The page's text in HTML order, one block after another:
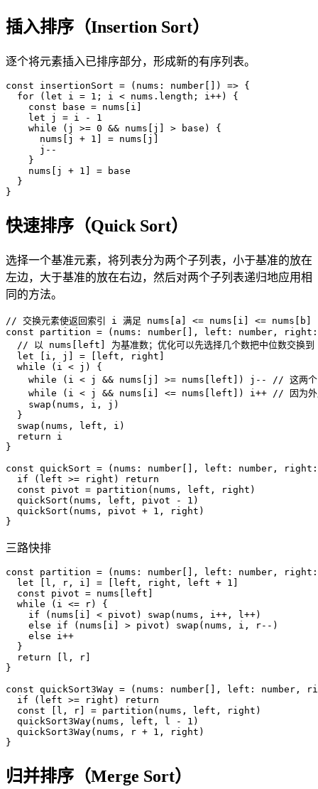
插入排序（Insertion Sort）
逐个将元素插入已排序部分，形成新的有序列表。
const insertionSort = ( nums : number ) => {
  for
( let i = 1 ; i < nums . length ; i++)
{
    const
base = nums i
    let
j = i -
1
    while
( j >= 0 && nums j > base )
{
      nums
j + 1 = nums j
      j
--
}
    nums
j + 1 = base
}
}
快速排序（Quick Sort）
选择一个基准元素，将列表分为两个子列表，小于基准的放在
左边，大于基准的放在右边，然后对两个子列表递归地应用相
同的方法。
// 交换元素使返回索引 i 满足 nums[a] <= nums[i] <=
const partition = ( nums : number , left : number , right :
// 以 nums[left] 为基准数；优化可以先选择几个数把中位数交换到
  let
i , j = left , right
  while
( i < j )
{
    while
( i < j && nums j >= nums left ) j --
// 这两个
    while
( i < j && nums i <= nums left ) i++ // 因为
    swap
( nums , i , j )
}
  swap
( nums , left , i )
  return
i
}
const quickSort = ( nums : number , left : number , right :
  if
( left >= right )
return
  const
pivot = partition ( nums , left , right )
  quickSort
( nums , left , pivot - 1 )
  quickSort
( nums , pivot + 1 , right )
}
三路快排
const partition = ( nums : number , left : number , right :
  let
l , r , i = left , right , left + 1
  const
pivot = nums left
  while
( i <= r)
{
    if
( nums i < pivot ) swap ( nums , i++ , l++)
    else
if ( nums i > pivot ) swap ( nums , i , r-- )
    else
i++
}
  return
l , r
}
const quickSort3Way = ( nums : number , left : number ,
  if
( left >= right )
return
  const
l , r = partition ( nums , left , right )
  quickSort3Way
( nums , left , l - 1 )
  quickSort3Way
( nums , r + 1 , right )
}
归并排序（Merge Sort）